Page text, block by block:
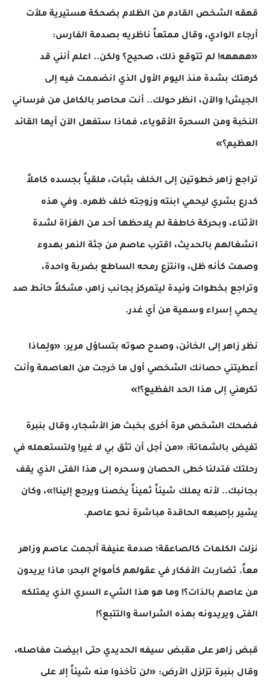
​قهقه الشخص القادم من الظلام بضحكة هستيرية ملأت
أرجاء الوادي، وقال ممتعاً ناظريه بصدمة الفارس:
«ههههه! لم تتوقع ذلك، صحيح؟ ولكن.. اعلم أنني قد
كرهتك بشدة منذ اليوم الأول الذي انضممت فيه إلى
الجيش! والآن، انظر حولك.. أنت محاصر بالكامل من فرساني
النخبة ومن السحرة الأقوياء، فماذا ستفعل الآن أيها القائد
العظيم؟»
​تراجع زاهر خطوتين إلى الخلف بثبات، ملقياً بجسده كاملاً
كدرع بشري ليحمي ابنته وزوجته خلف ظهره. وفي هذه
الأثناء، وبحركة خاطفة لم يلاحظها أحد من الغزاة لشدة
انشغالهم بالحديث، اقترب عاصم من جثة النمر بهدوء
وصمت كأنه ظل، وانتزع رمحه الساطع بضربة واحدة،
وتراجع بخطوات وئيدة ليتمركز بجانب زاهر، مشكلاً حائط صد
يحمي إسراء وسمية من أي غدر.
​نظر زاهر إلى الخائن، وصدح صوته بتساؤل مرير: «ولِماذا
أعطيتني حصانك الشخصي أول ما خرجت من العاصمة وأنت
تكرهني إلى هذا الحد الفظيع؟!»
​فضحك الشخص مرة أخرى بخبث هز الأشجار، وقال بنبرة
تفيض بالشماتة: «من أجل أن تثق بي لا غير! ولتستعمله في
رحلتك فتدلنا خطى الحصان وسحره إلى هذا الفتى الذي يقف
بجانبك.. لأنه يملك شيئاً ثميناً يخصنا ويرجع إلينا!»، وكان
يشير بإصبعه الحاقدة مباشرة نحو عاصم.
​نزلت الكلمات كالصاعقة؛ صدمة عنيفة ألجمت عاصم وزاهر
معاً. تضاربت الأفكار في عقولهم كأمواج البحر: ماذا يريدون
من عاصم بالذات؟! وما هو هذا الشيء السري الذي يمتلكه
الفتى ويريدونه بهذه الشراسة والتتبع؟!
​قبض زاهر على مقبض سيفه الحديدي حتى ابيضت مفاصله،
وقال بنبرة تزلزل الأرض: «لن تأخذوا منه شيئاً إلا على